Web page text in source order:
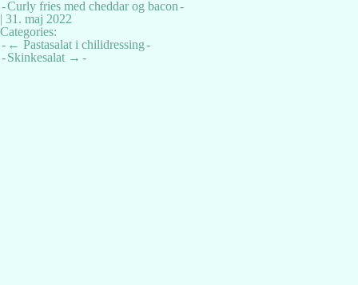
Curly fries med cheddar og bacon
| 31. maj 2022
Categories:
Indlægsnavigation
← Pastasalat i chilidressing
Skinkesalat →